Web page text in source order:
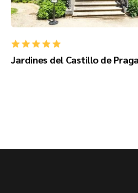
Jardines del Castillo de